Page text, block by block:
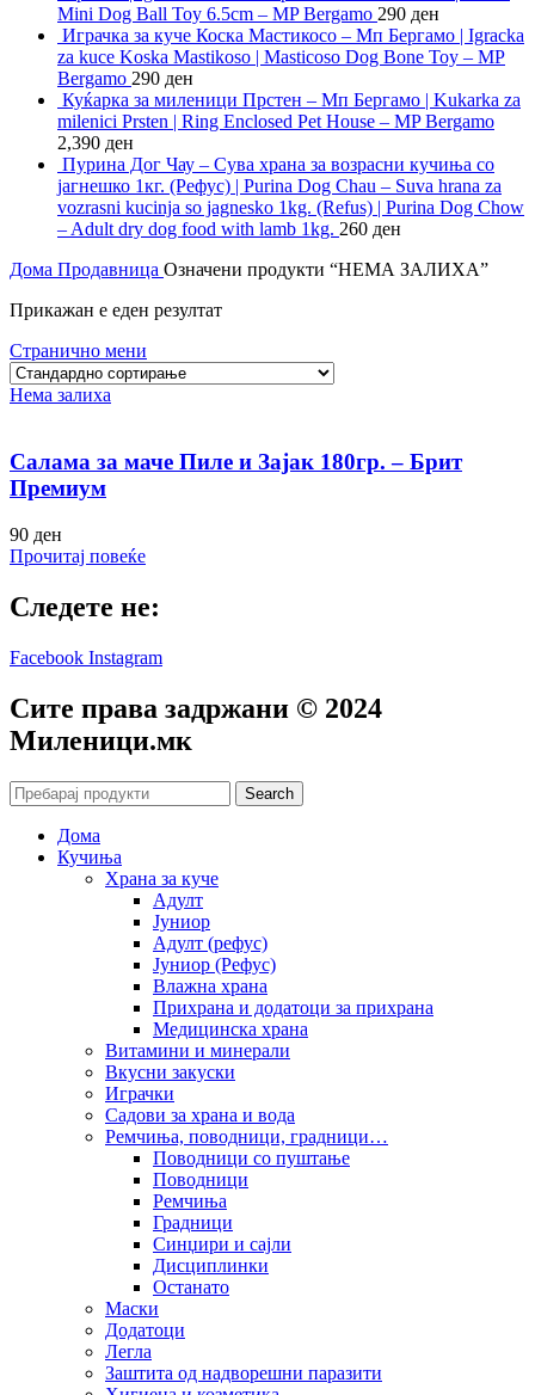
Mini Dog Ball Toy 6.5cm – MP Bergamo 290 ден
Играчка за куче Коска Мастикосо – Мп Бергамо | Igracka
za kuce Koska Mastikoso | Masticoso Dog Bone Toy – MP
Bergamo 290 ден
Куќарка за миленици Прстен – Мп Бергамо | Kukarka za
milenici Prsten | Ring Enclosed Pet House – MP Bergamo
2,390 ден
Пурина Дог Чау – Сува храна за возрасни кучиња со
јагнешко 1кг. (Рефус) | Purina Dog Chau – Suva hrana za
vozrasni kucinja so jagnesko 1kg. (Refus) | Purina Dog Chow
– Adult dry dog food with lamb 1kg. 260 ден
Дома Продавница Означени продукти “НЕМА ЗАЛИХА”
Прикажан е еден резултат
Странично мени
Нема залиха
Салама за маче Пиле и Зајак 180гр. – Брит
Премиум
90 ден
Прочитај повеќе
Следете не:
Facebook Instagram
Сите права задржани © 2024
Mиленици.мк
Search
Дома
Кучиња
Храна за куче
Адулт
Јуниор
Адулт (рефус)
Јуниор (Рефус)
Влажна храна
Прихрана и додатоци за прихрана
Медицинска храна
Витамини и минерали
Вкусни закуски
Играчки
Садови за храна и вода
Ремчиња, поводници, градници…
Поводници со пуштање
Поводници
Ремчиња
Градници
Синџири и сајли
Дисциплинки
Останато
Маски
Додатоци
Легла
Заштита од надворешни паразити